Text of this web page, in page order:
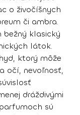
o živočíšnych
či ambra.
bežný klasický
látok.
ktorý môže
očí, nevoľnosť,
dráždivými
sú